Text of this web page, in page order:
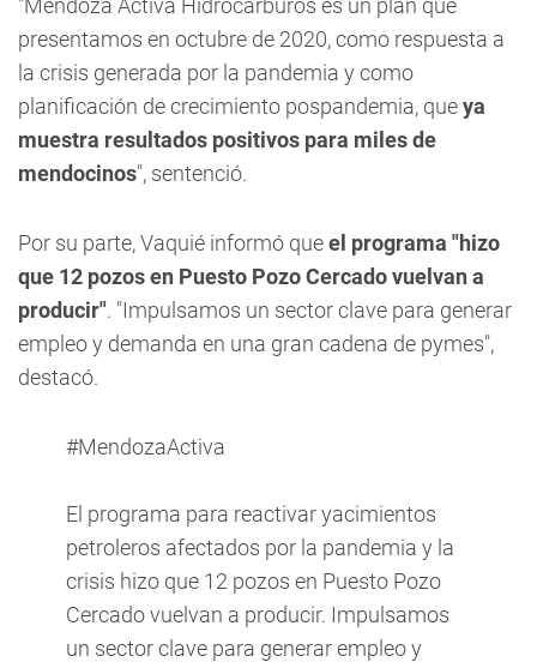
"Mendoza Activa Hidrocarburos es un plan que
presentamos en octubre de 2020, como respuesta a
la crisis generada por la pandemia y como
planificación de crecimiento pospandemia, queya
muestra resultados positivos para miles de
mendocinos", sentenció.
Por su parte, Vaquié informó queel programa "hizo
que 12 pozos en Puesto Pozo Cercado vuelvan a
producir". "Impulsamos un sector clave para generar
empleo y demanda en una gran cadena de pymes",
destacó.
#MendozaActiva
El programa para reactivar yacimientos
petroleros afectados por la pandemia y la
crisis hizo que 12 pozos en Puesto Pozo
Cercado vuelvan a producir. Impulsamos
un sector clave para generar empleo y